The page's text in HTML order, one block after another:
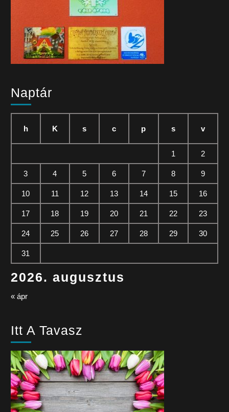
Naptár
2026. augusztus
h K s c p s v
1 2
3 4 5 6 7 8 9
10 11 12 13 14 15 16
17 18 19 20 21 22 23
24 25 26 27 28 29 30
31
« ápr
Itt A Tavasz